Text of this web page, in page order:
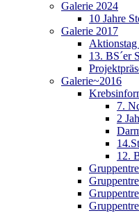
Galerie 2024
10 Jahre
Galerie 2017
13. BS´er
Galerie~2016
7.
2
12.